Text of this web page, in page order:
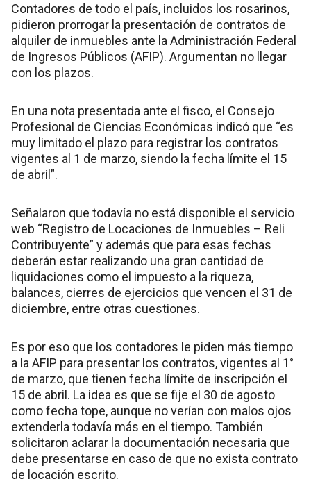
Contadores de todo el país, incluidos los rosarinos,
pidieron prorrogar la presentación de contratos de
alquiler de inmuebles ante la Administración Federal
de Ingresos Públicos (AFIP). Argumentan no llegar
con los plazos.
En una nota presentada ante el fisco, el Consejo
Profesional de Ciencias Económicas indicó que “es
muy limitado el plazo para registrar los contratos
vigentes al 1 de marzo, siendo la fecha límite el 15
de abril”.
Señalaron que todavía no está disponible el servicio
web “Registro de Locaciones de Inmuebles – Reli
Contribuyente” y además que para esas fechas
deberán estar realizando una gran cantidad de
liquidaciones como el impuesto a la riqueza,
balances, cierres de ejercicios que vencen el 31 de
diciembre, entre otras cuestiones.
Es por eso que los contadores le piden más tiempo
a la AFIP para presentar los contratos, vigentes al 1°
de marzo, que tienen fecha límite de inscripción el
15 de abril. La idea es que se fije el 30 de agosto
como fecha tope, aunque no verían con malos ojos
extenderla todavía más en el tiempo. También
solicitaron aclarar la documentación necesaria que
debe presentarse en caso de que no exista contrato
de locación escrito.